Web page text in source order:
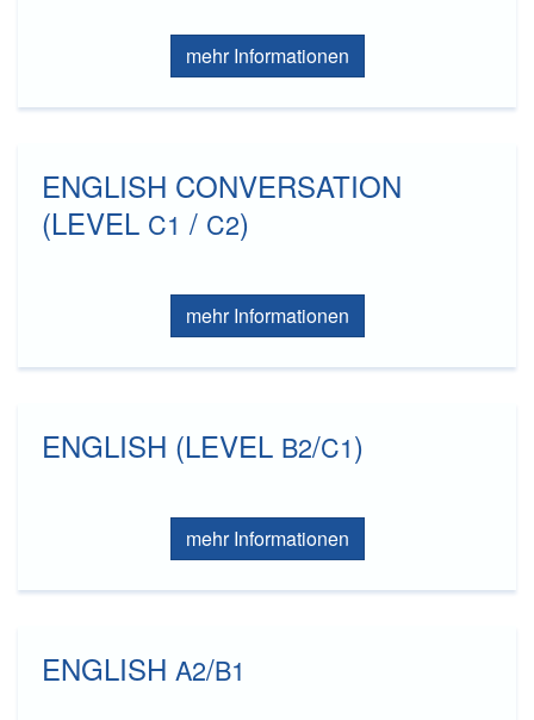
mehr Informationen
ENGLISH CONVERSATION
(LEVEL C1 / C2)
mehr Informationen
ENGLISH (LEVEL B2/C1)
mehr Informationen
ENGLISH A2/B1